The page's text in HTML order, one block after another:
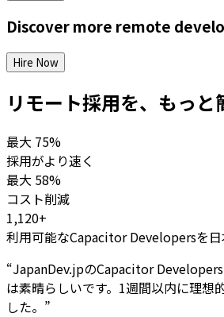
Discover more remote
Hire Now
リモート採用を、もっと
最大 75%
採用がより速く
最大 58%
コスト削減
1,120+
利用可能なCapacitor Developersを
“JapanDev.jpのCapacitor
は素晴らしいです。1週間以内に理想
した。 ”